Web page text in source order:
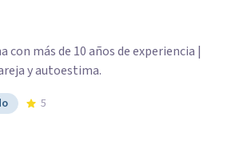
con más de 10 años de experiencia |
y autoestima.
5